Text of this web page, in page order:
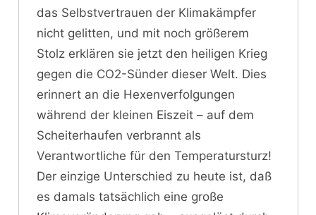
das Selbstvertrauen der Klimakämpfer
nicht gelitten, und mit noch größerem
Stolz erklären sie jetzt den heiligen Krieg
gegen die CO2-Sünder dieser Welt. Dies
erinnert an die Hexenverfolgungen
während der kleinen Eiszeit – auf dem
Scheiterhaufen verbrannt als
Verantwortliche für den Temperatursturz!
Der einzige Unterschied zu heute ist, daß
es damals tatsächlich eine große